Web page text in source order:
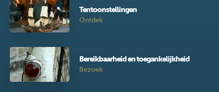
Tentoonstellingen
Ontdek
Bereikbaarheid en toegankelijkheid
Bezoek